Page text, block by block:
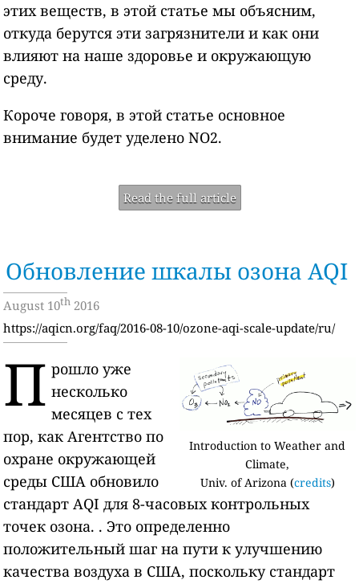
этих веществ, в этой статье мы объясним,
откуда берутся эти загрязнители и как они
влияют на наше здоровье и окружающую
среду.
Короче говоря, в этой статье основное
внимание будет уделено NO2.
Read the full article
Обновление шкалы озона AQI
August 10th 2016
https://aqicn.org/faq/2016-08-10/ozone-aqi-scale-update/ru/
Introduction to Weather and
Climate,
Univ. of Arizona (credits)
П рошло уже
несколько
месяцев с тех
пор, как Агентство по
охране окружающей
среды США обновило
стандарт AQI для 8-часовых контрольных
точек озона. . Это определенно
положительный шаг на пути к улучшению
качества воздуха в США, поскольку стандарт